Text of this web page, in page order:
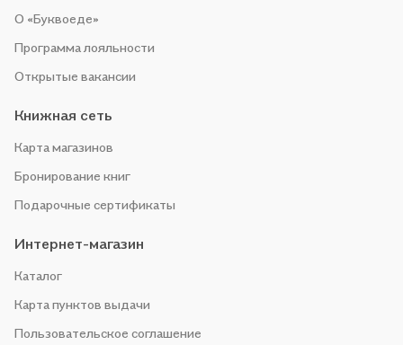
О «Буквоеде»
Программа лояльности
Открытые вакансии
Книжная сеть
Карта магазинов
Бронирование книг
Подарочные сертификаты
Интернет-магазин
Каталог
Карта пунктов выдачи
Пользовательское соглашение